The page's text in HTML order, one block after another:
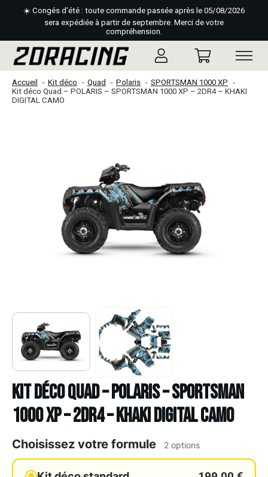
☀️ Congés d'été : toute commande passée après le 05/08/2026
sera expédiée à partir de septembre. Merci de votre
compréhension.
Accueil Kit déco Quad Polaris
SPORTSMAN 1000 XP
Kit déco Quad – POLARIS – SPORTSMAN 1000 XP – 2DR4 – KHAKI
DIGITAL CAMO
Kit déco Quad – POLARIS – SPORTSMAN
1000 XP – 2DR4 – KHAKI DIGITAL CAMO
Choisissez votre formule 2 options